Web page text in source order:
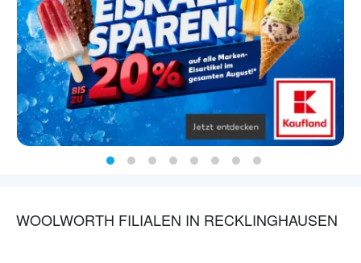
WOOLWORTH FILIALEN IN RECKLINGHAUSEN